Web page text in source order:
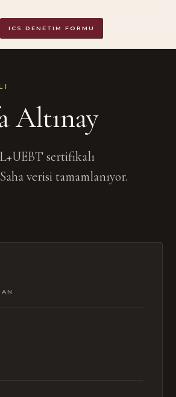
ICS DENETIM FORMU
Altınay
sertifikalı
verisi tamamlanıyor.